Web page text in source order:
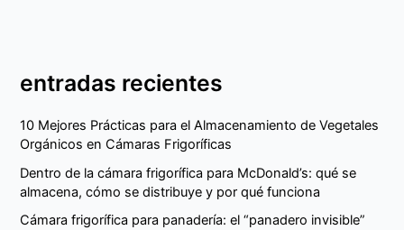
entradas recientes
10 Mejores Prácticas para el Almacenamiento de Vegetales
Orgánicos en Cámaras Frigoríficas
Dentro de la cámara frigorífica para McDonald’s: qué se
almacena, cómo se distribuye y por qué funciona
Cámara frigorífica para panadería: el “panadero invisible”